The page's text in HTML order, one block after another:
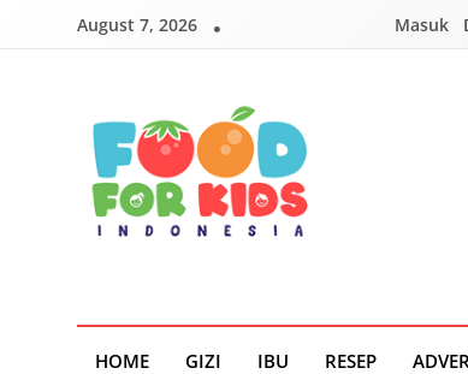
August 7, 2026 Masuk
HOME GIZI IBU RESEP